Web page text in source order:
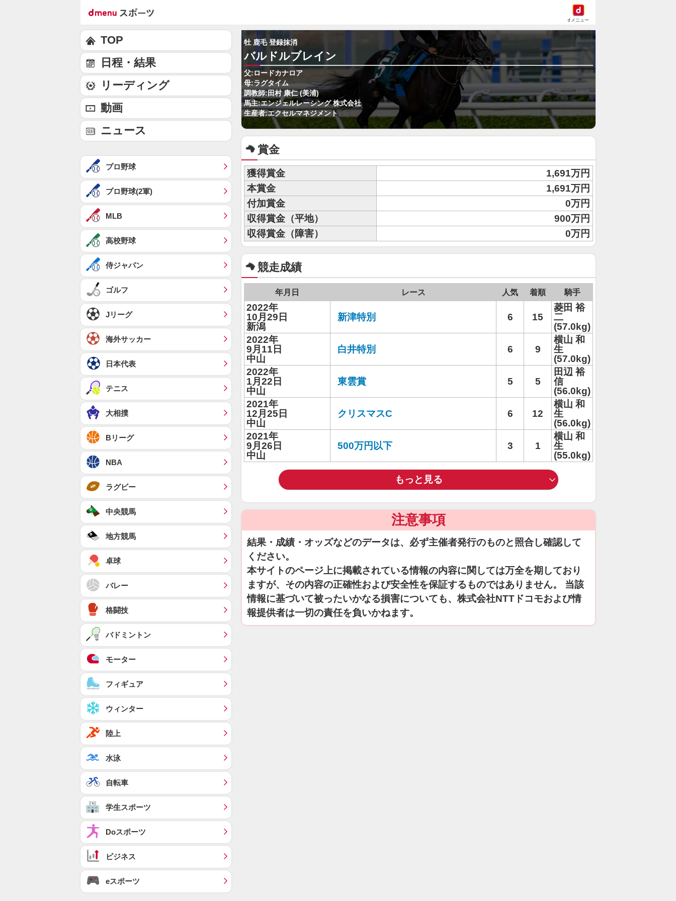
dメニュー
牡 鹿毛 登録抹消
バルドルブレイン
父:ロードカナロア
母:ラグタイム
調教師:田村 康仁 (美浦)
馬主:エンジェルレーシング 株式会社
生産者:エクセルマネジメント
賞金
獲得賞金
1,691万円
本賞金
1,691万円
付加賞金
0万円
収得賞金（平地）
900万円
収得賞金（障害）
0万円
競走成績
年月日 レース 人気 着順 騎手
2022年
10月29日
新潟
新津特別 6 15
菱田 裕
二
(57.0kg)
2022年
9月11日
中山
白井特別 6 9
横山 和
生
(57.0kg)
2022年
1月22日
中山
東雲賞 5 5
田辺 裕
信
(56.0kg)
2021年
12月25日
中山
クリスマスC 6 12
横山 和
生
(56.0kg)
2021年
9月26日
中山
500万円以下 3 1
横山 和
生
(55.0kg)
もっと見る
注意事項
結果・成績・オッズなどのデータは、必ず主催者発行のものと照合し確認して
ください。
本サイトのページ上に掲載されている情報の内容に関しては万全を期しており
ますが、その内容の正確性および安全性を保証するものではありません。 当該
情報に基づいて被ったいかなる損害についても、株式会社NTTドコモおよび情
報提供者は一切の責任を負いかねます。
TOP
日程・結果
リーディング
動画
ニュース
プロ野球
プロ野球(2軍)
MLB
高校野球
侍ジャパン
ゴルフ
Jリーグ
海外サッカー
日本代表
テニス
大相撲
Bリーグ
NBA
ラグビー
中央競馬
地方競馬
卓球
バレー
格闘技
バドミントン
モーター
フィギュア
ウィンター
陸上
水泳
自転車
学生スポーツ
Doスポーツ
ビジネス
eスポーツ